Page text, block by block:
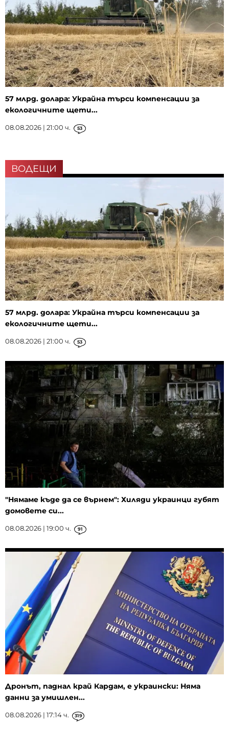
57 млрд. долара: Украйна търси компенсации за
екологичните щети...
08.08.2026 | 21:00 ч. 53
ВОДЕЩИ
57 млрд. долара: Украйна търси компенсации за
екологичните щети...
08.08.2026 | 21:00 ч. 53
"Нямаме къде да се върнем": Хиляди украинци губят
домовете си...
08.08.2026 | 19:00 ч. 91
Дронът, паднал край Кардам, е украински: Няма
данни за умишлен...
08.08.2026 | 17:14 ч. 319